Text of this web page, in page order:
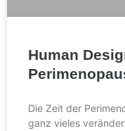
Human
Die Zeit der
ganz vieles